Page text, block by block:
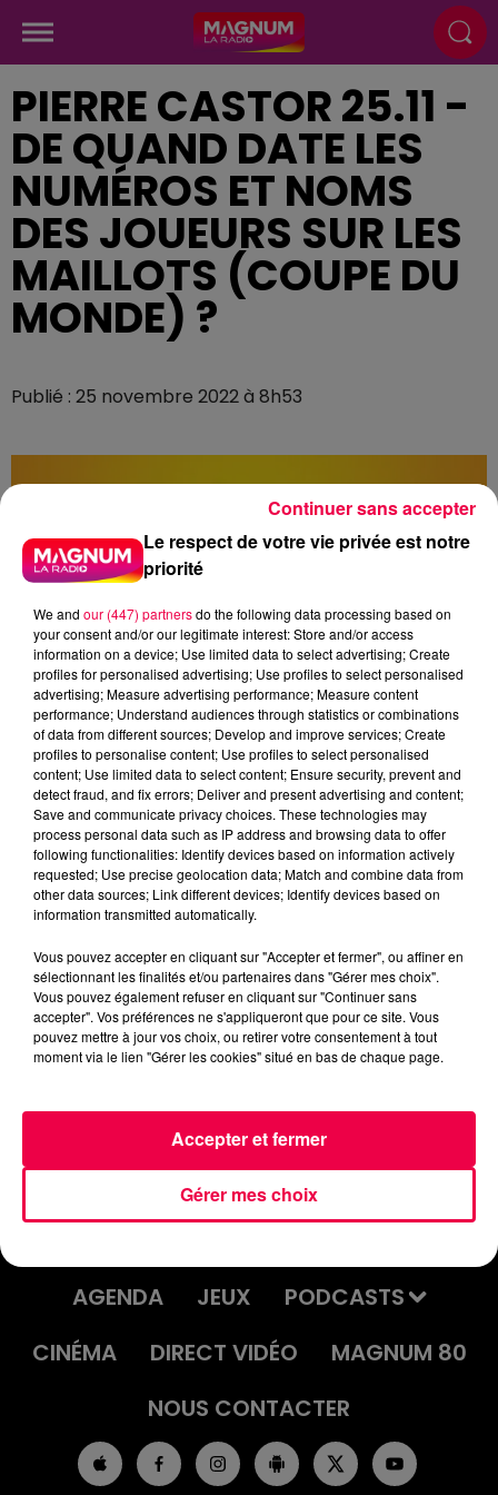
PIERRE CASTOR 25.11 -
DE QUAND DATE LES
NUMÉROS ET NOMS
DES JOUEURS SUR LES
MAILLOTS (COUPE DU
MONDE) ?
Publié : 25 novembre 2022 à 8h53
Crédit :Flash infos
podcasts/2022/11/08ok.mp3
AGENDA
JEUX
PODCASTS
CINÉMA
DIRECT VIDÉO
MAGNUM 80
NOUS CONTACTER
Le respect de votre vie privée est notre
priorité
We and our (447) partnersdo the following data processing based on
your consent and/or our legitimate interest: Store and/or access
information on a device; Use limited data to select advertising; Create
profiles for personalised advertising; Use profiles to select personalised
advertising; Measure advertising performance; Measure content
performance; Understand audiences through statistics or combinations
of data from different sources; Develop and improve services; Create
profiles to personalise content; Use profiles to select personalised
content; Use limited data to select content; Ensure security, prevent and
detect fraud, and fix errors; Deliver and present advertising and content;
Save and communicate privacy choices. These technologies may
process personal data such as IP address and browsing data to offer
following functionalities: Identify devices based on information actively
requested; Use precise geolocation data; Match and combine data from
other data sources; Link different devices; Identify devices based on
information transmitted automatically.
Vous pouvez accepter en cliquant sur "Accepter et fermer", ou affiner en
sélectionnant les finalités et/ou partenaires dans "Gérer mes choix".
Vous pouvez également refuser en cliquant sur "Continuer sans
accepter". Vos préférences ne s'appliqueront que pour ce site. Vous
pouvez mettre à jour vos choix, ou retirer votre consentement à tout
moment via le lien "Gérer les cookies" situé en bas de chaque page.
Gérer mes choix
Accepter et fermer
Continuer sans accepter